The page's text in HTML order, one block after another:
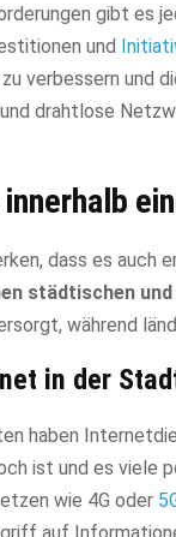
gibt es
und
verbessern und
drahtlose
dass es auch
städtischen
während
in der
haben
ist und es viele
wie 4G oder
auf